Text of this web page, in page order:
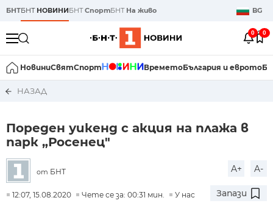
БНТБНТ НОВИНИБНТСпортБНТ На живо BG
0 0
НовиниСвятСпорт ВреметоБългария и еврото
НАЗАД
Пореден уикенд с акция на плажа в
парк „Росенец"
от БНТ A+ A-
12:07, 15.08.2020 Чете се за: 00:31 мин. У нас Запази